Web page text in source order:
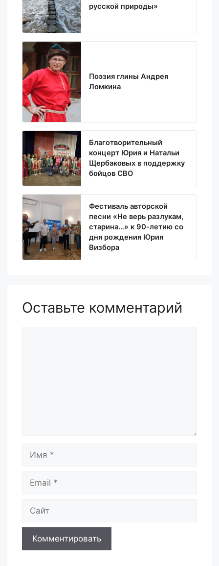
русской природы»
Поэзия глины Андрея
Ломкина
Благотворительный
концерт Юрия и Натальи
Щербаковых в поддержку
бойцов СВО
Фестиваль авторской
песни «Не верь разлукам,
старина…» к 90-летию со
дня рождения Юрия
Визбора
Оставьте комментарий